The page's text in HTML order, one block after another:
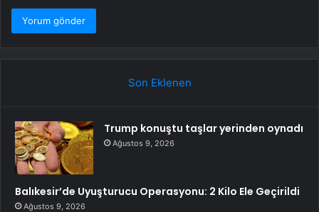
Son Eklenen
Trump konuştu taşlar yerinden oynadı
Ağustos 9, 2026
Balıkesir’de Uyuşturucu Operasyonu: 2 Kilo Ele Geçirildi
Ağustos 9, 2026